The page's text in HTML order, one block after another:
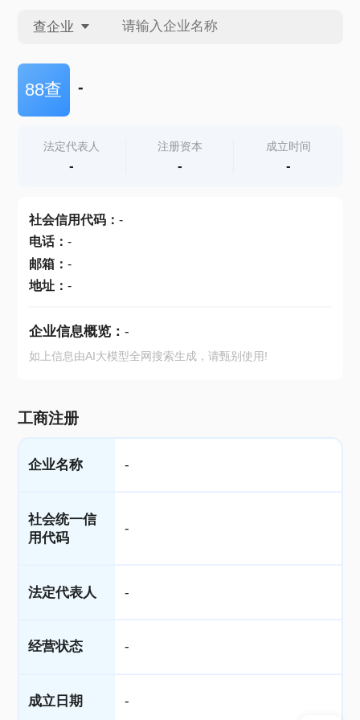
查企业
查企业
查产地
88查 -
法定代表人
-
注册资本
-
成立时间
-
社会信用代码： -
电话： -
邮箱： -
地址： -
企业信息概览： -
如上信息由AI大模型全网搜索生成，请甄别使用!
工商注册
企业名称 -
社会统一信
用代码
-
法定代表人 -
经营状态 -
成立日期 -